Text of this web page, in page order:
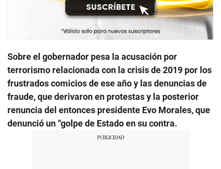
Sobre el gobernador pesa la acusación por
terrorismo relacionada con la crisis de 2019 por los
frustrados comicios de ese año y las denuncias de
fraude, que derivaron en protestas y la posterior
renuncia del entonces presidente Evo Morales, que
denunció un “golpe de Estado en su contra.